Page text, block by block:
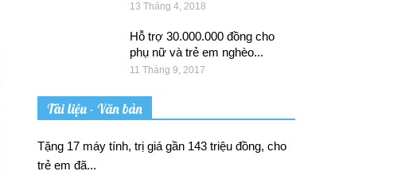
13 Tháng 4, 2018
Hỗ trợ 30.000.000 đồng cho
phụ nữ và trẻ em nghèo...
11 Tháng 9, 2017
Tài liệu - Văn bản
Tặng 17 máy tính, trị giá gần 143 triệu đồng, cho
trẻ em đã...